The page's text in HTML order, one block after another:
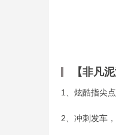
【非凡
1、炫酷指尖
2、冲刺发车